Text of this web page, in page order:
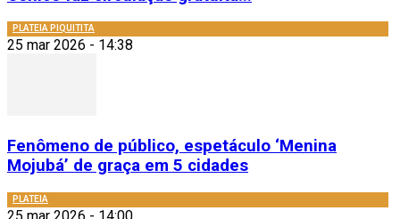
PLATEIA PIQUITITA
25 mar 2026 - 14:38
Fenômeno de público, espetáculo ‘Menina
Mojubá’ de graça em 5 cidades
PLATEIA
25 mar 2026 - 14:00